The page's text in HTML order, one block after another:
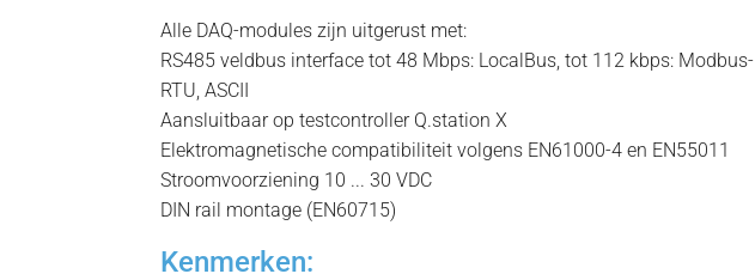
Alle DAQ-modules zijn uitgerust met:
RS485 veldbus interface tot 48 Mbps: LocalBus, tot 112 kbps: Modbus-
RTU, ASCII
Aansluitbaar op testcontroller Q.station X
Elektromagnetische compatibiliteit volgens EN61000-4 en EN55011
Stroomvoorziening 10 ... 30 VDC
DIN rail montage (EN60715)
Kenmerken: